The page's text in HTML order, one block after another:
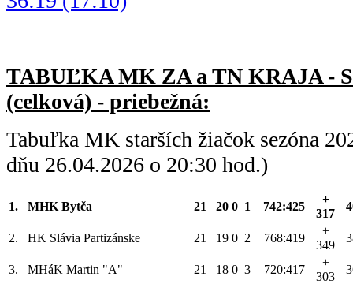
TABUĽKA MK ZA a TN KRAJA -
(celková) - priebežná:
Tabuľka MK starších žiačok sezóna
dňu 26.04.2026 o 20:30 hod.)
1. MHK Bytča 21 20 0 1 742:425
+
317
2. HK Slávia Partizánske 21 19 0 2 768:419
+
349
3. MHáK Martin "A" 21 18 0 3 720:417
+
303